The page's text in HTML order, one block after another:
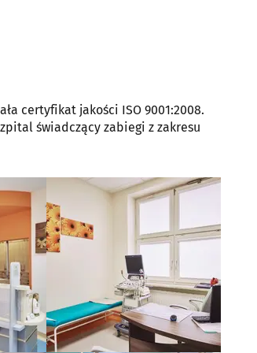
certyfikat jakości ISO 9001:2008.
świadczący zabiegi z zakresu